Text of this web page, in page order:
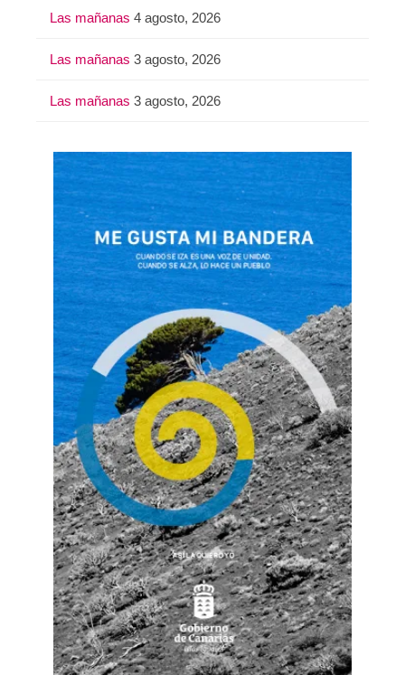
Las mañanas 4 agosto, 2026
Las mañanas 3 agosto, 2026
Las mañanas 3 agosto, 2026